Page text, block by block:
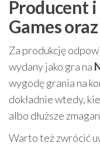
Producent
Games
Za produkcję
wydany jako gra na
wygodę grania na
dokładnie wtedy,
albo dłuższe
Warto też zwrócić